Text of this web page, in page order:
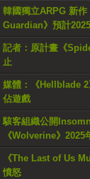
韓國獨立ARPG 新
Guardian》預計
記者：原計畫《
止
媒體：《Hellblade
佔遊戲
駭客組織公開
《Wolverine》2025
《The Last of Us
憤怒